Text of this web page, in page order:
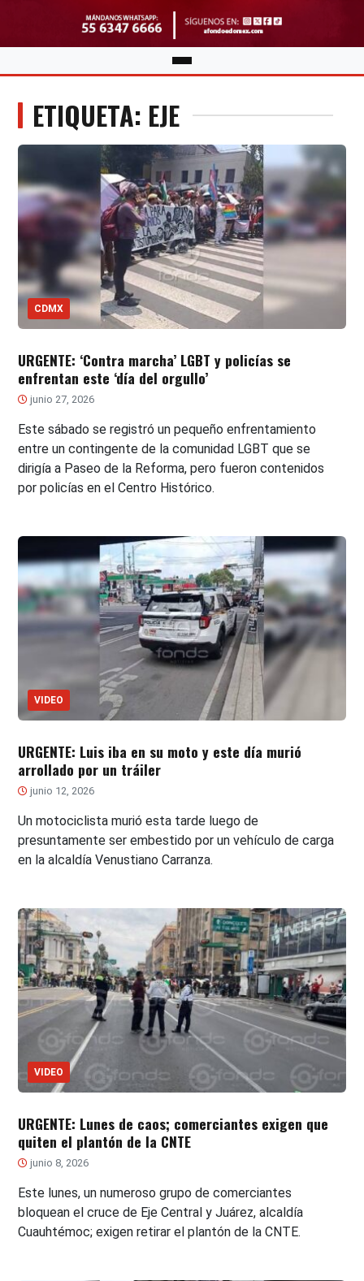
ETIQUETA: EJE
CDMX
URGENTE: ‘Contra marcha’ LGBT y policías se
enfrentan este ‘día del orgullo’
junio 27, 2026
Este sábado se registró un pequeño enfrentamiento
entre un contingente de la comunidad LGBT que se
dirigía a Paseo de la Reforma, pero fueron contenidos
por policías en el Centro Histórico.
VIDEO
URGENTE: Luis iba en su moto y este día murió
arrollado por un tráiler
junio 12, 2026
Un motociclista murió esta tarde luego de
presuntamente ser embestido por un vehículo de carga
en la alcaldía Venustiano Carranza.
VIDEO
URGENTE: Lunes de caos; comerciantes exigen que
quiten el plantón de la CNTE
junio 8, 2026
Este lunes, un numeroso grupo de comerciantes
bloquean el cruce de Eje Central y Juárez, alcaldía
Cuauhtémoc; exigen retirar el plantón de la CNTE.